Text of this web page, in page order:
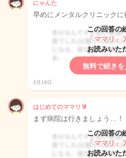
にゃんた
早めにメンタルクリニックに
この回答の
「ママリ」
お読みいた
無料で続き
3月19日
はじめてのママリ🔰
まず病院は行きましょう…！
この回答の
「ママリ」
お読みいた